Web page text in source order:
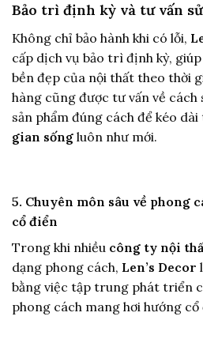
Bảo trì định kỳ và tư vấn
Không chỉ bảo hành khi có lỗi,
cấp dịch vụ bảo trì định kỳ,
bền đẹp của nội thất theo thời
hàng cũng được tư vấn về cách
sản phẩm đúng cách để kéo
gian sống luôn như mới.
5. Chuyên môn sâu về phong
cổ điển
Trong khi nhiều công ty nội
dạng phong cách, Len’s Decor
bằng việc tập trung phát triển
phong cách mang hơi hướng